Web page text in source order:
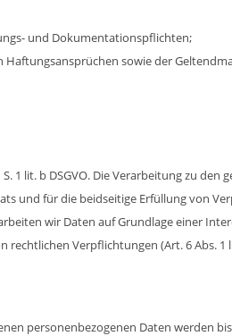
und Dokumentationspflichten;
sowie der
1 lit. b DSGVO. Die Verarbeitung zu den
und für die beidseitige Erfüllung von
wir Daten auf Grundlage einer
rechtlichen Verpflichtungen (Art. 6 Abs. 1
personenbezogenen Daten werden